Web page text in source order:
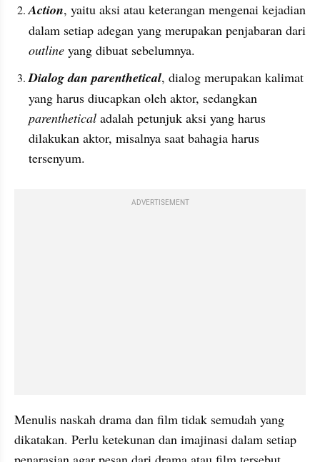
Action, yaitu aksi atau keterangan mengenai kejadian
outline yang dibuat sebelumnya.
Dialog dan parenthetical, dialog merupakan kalimat
parenthetical adalah petunjuk aksi yang harus
dilakukan aktor, misalnya saat bahagia harus
tersenyum.
ADVERTISEMENT
Menulis naskah drama dan film tidak semudah yang
dikatakan. Perlu ketekunan dan imajinasi dalam setiap